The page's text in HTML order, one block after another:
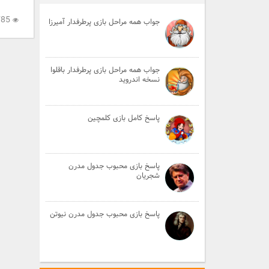
جواب همه مراحل بازی پرطرفدار آمیرزا
جواب همه مراحل بازی پرطرفدار باقلوا
نسخه اندروید
پاسخ کامل بازی کلمچین
پاسخ بازی محبوب جدول مدرن
شجریان
پاسخ بازی محبوب جدول مدرن نیوتن